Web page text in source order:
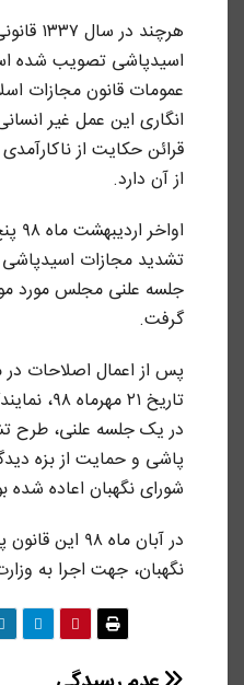
هرچند
اسیدپاشی تصویب شده
عمومات قانون مجازات
انگاری این عمل غیر
قرائن حکایت از
از آن دارد.
تشدید مجازات
جلسه علنی مجلس مورد
گرفت.
پس از اعمال اصلاحات در
تاریخ ۲۱
در یک جلسه علنی، طرح
پاشی و حمایت از بزه
شورای نگهبان اعاده شده
در آبان ماه ۹۸
نگهبان، جهت اجرا به